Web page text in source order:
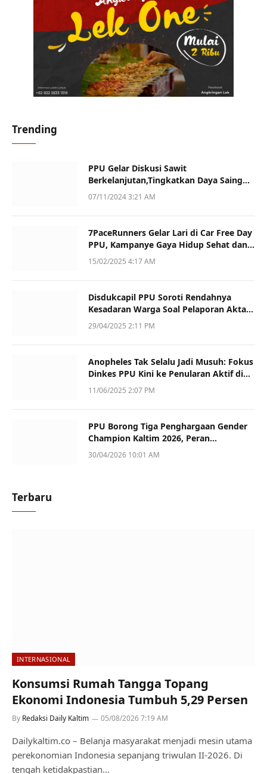
Trending
PPU Gelar Diskusi Sawit
Berkelanjutan,Tingkatkan Daya Saing
dan Kualitas
07/11/2024 3:21 AM
7PaceRunners Gelar Lari di Car Free Day
PPU, Kampanye Gaya Hidup Sehat dan
Dukung UMKM
15/02/2025 4:17 AM
Disdukcapil PPU Soroti Rendahnya
Kesadaran Warga Soal Pelaporan Akta
Kematian
29/04/2025 2:11 PM
Anopheles Tak Selalu Jadi Musuh: Fokus
Dinkes PPU Kini ke Penularan Aktif di
Sotek
11/06/2025 2:07 PM
PPU Borong Tiga Penghargaan Gender
Champion Kaltim 2026, Peran
Perempuan Jadi Sorotan
30/04/2026 10:01 AM
Terbaru
INTERNASIONAL
Konsumsi Rumah Tangga Topang
Ekonomi Indonesia Tumbuh 5,29 Persen
By Redaksi Daily Kaltim 05/08/2026 7:19 AM
Dailykaltim.co – Belanja masyarakat menjadi mesin utama
perekonomian Indonesia sepanjang triwulan II-2026. Di
tengah ketidakpastian…